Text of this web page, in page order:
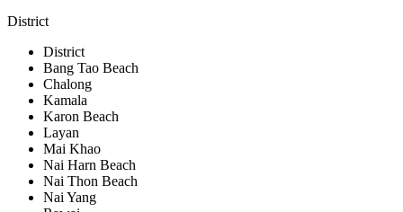
District
District
Bang Tao Beach
Chalong
Kamala
Karon Beach
Layan
Mai Khao
Nai Harn Beach
Nai Thon Beach
Nai Yang